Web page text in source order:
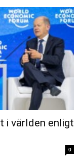
i världen enligt
0